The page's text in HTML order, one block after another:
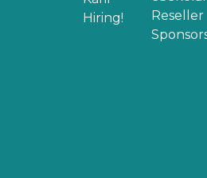
Hiring!
Reseller